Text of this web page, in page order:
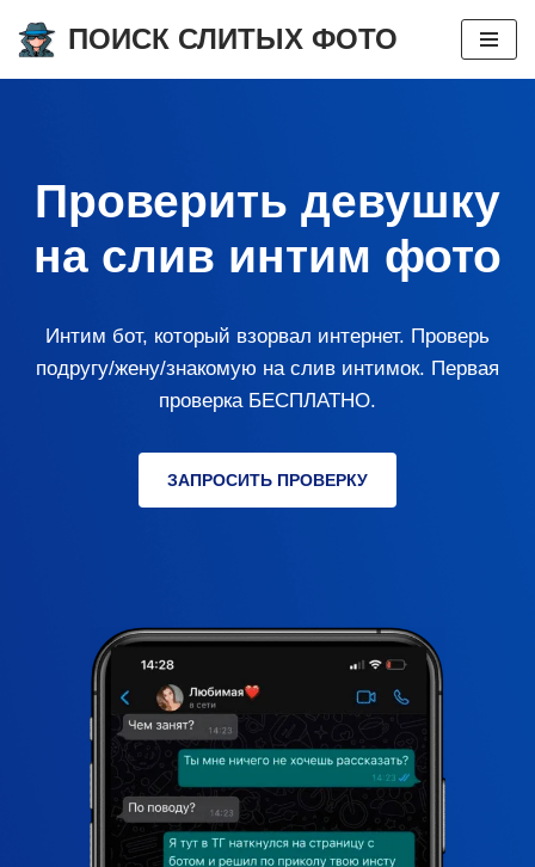
Перейти
ПОИСК СЛИТЫХ ФОТО
Проверить девушку
на слив интим фото
Интим бот, который взорвал интернет. Проверь
подругу/жену/знакомую на слив интимок. Первая
проверка БЕСПЛАТНО.
ЗАПРОСИТЬ ПРОВЕРКУ